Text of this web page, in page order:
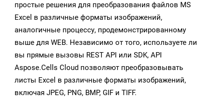
простые решения для преобразования файлов MS
Excel в различные форматы изображений,
аналогичные процессу, продемонстрированному
выше для WEB. Независимо от того, используете ли
вы прямые вызовы REST API или SDK, API
Aspose.Cells Cloud позволяют преобразовывать
листы Excel в различные форматы изображений,
включая JPEG, PNG, BMP, GIF и TIFF.